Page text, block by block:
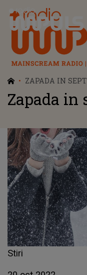
Radio Impuls
ZAPADA IN
Zapada in
Stiri